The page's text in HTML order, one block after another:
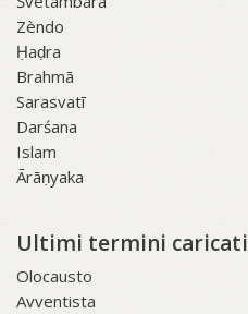
Zèndo
Ḥaḍra
Brahmā
Sarasvatī
Darśana
Islam
Ārāṇyaka
Ultimi termini caricati
Olocausto
Avventista